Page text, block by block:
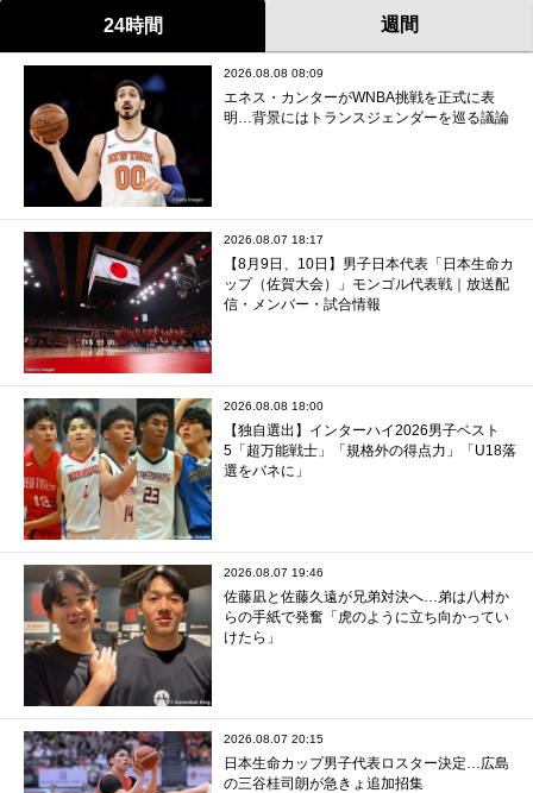
24時間 週間
2026.08.08 08:09
エネス・カンターがWNBA挑戦を正式に表
明…背景にはトランスジェンダーを巡る議論
2026.08.07 18:17
【8月9日、10日】男子日本代表「日本生命カ
ップ（佐賀大会）」モンゴル代表戦｜放送配
信・メンバー・試合情報
2026.08.08 18:00
【独自選出】インターハイ2026男子ベスト
5「超万能戦士」「規格外の得点力」「U18落
選をバネに」
2026.08.07 19:46
佐藤凪と佐藤久遠が兄弟対決へ…弟は八村か
らの手紙で発奮「虎のように立ち向かってい
けたら」
2026.08.07 20:15
日本生命カップ男子代表ロスター決定…広島
の三谷桂司朗が急きょ追加招集